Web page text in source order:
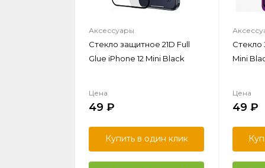
Аксессуары
Стекло защитное 21D Full
Glue iPhone 12 Mini Black
Цена
49
Купить в один клик
Стекло
Mini
Цена
49